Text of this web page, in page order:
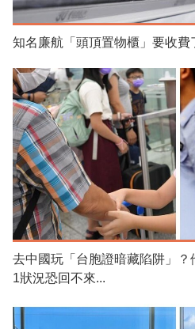
知名廉航「頭頂置物櫃」要收費
去中國玩「台胞證暗藏陷阱」？
1狀況恐回不來...